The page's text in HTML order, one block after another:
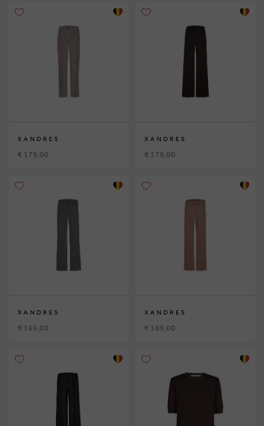
XANDRES
€ 179,00
XANDRES
€ 179,00
XANDRES
€ 169,00
XANDRES
€ 169,00